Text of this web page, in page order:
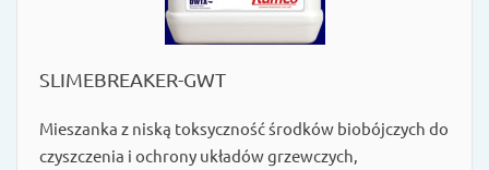
SLIMEBREAKER-GWT
Mieszanka z niską toksyczność środków biobójczych do
czyszczenia i ochrony układów grzewczych,